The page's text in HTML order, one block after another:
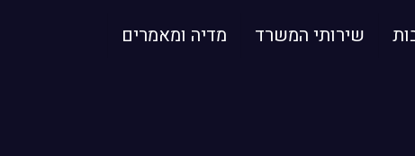
שירותי המשרד
מדיה ומאמרים